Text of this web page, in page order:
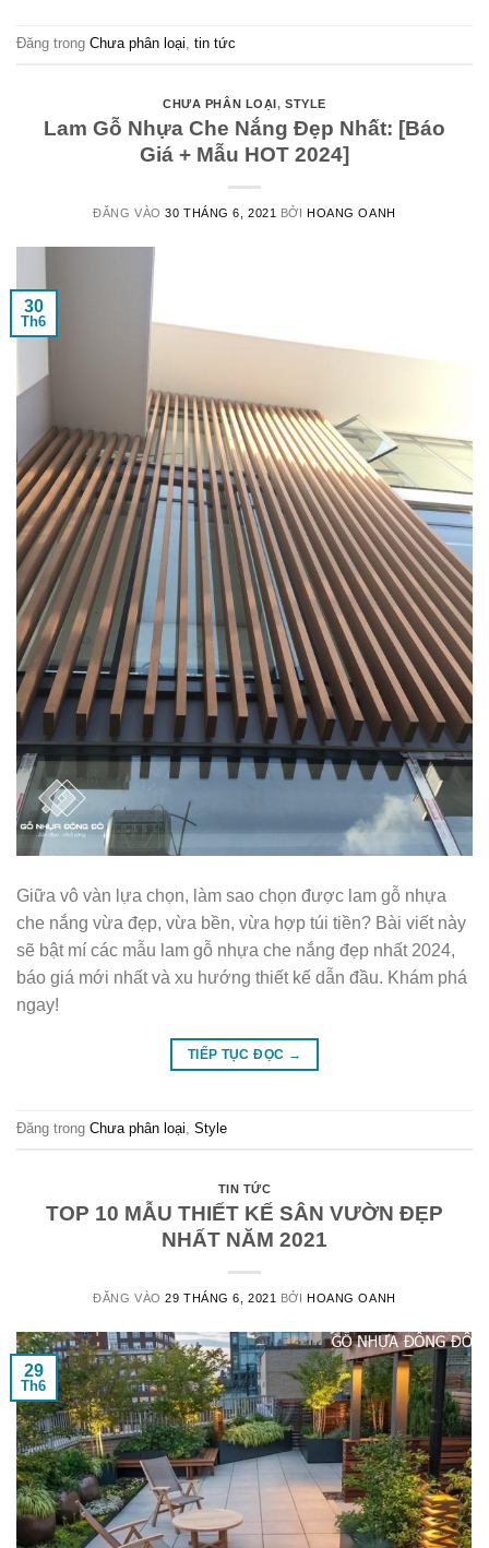
Đăng trong Chưa phân loại tin tức
CHƯA PHÂN LOẠI,STYLE
Lam Gỗ Nhựa Che Nắng Đẹp Nhất: [Báo
Giá + Mẫu HOT 2024]
ĐĂNG VÀO30 THÁNG 6, 2021 BỞI HOANG OANH
30
Th6
Giữa vô vàn lựa chọn, làm sao chọn được lam gỗ nhựa
che nắng vừa đẹp, vừa bền, vừa hợp túi tiền? Bài viết này
sẽ bật mí các mẫu lam gỗ nhựa che nắng đẹp nhất 2024,
báo giá mới nhất và xu hướng thiết kế dẫn đầu. Khám phá
ngay!
TIẾP TỤC ĐỌC →
Đăng trong Chưa phân loại Style
TIN TỨC
TOP 10 MẪU THIẾT KẾ SÂN VƯỜN ĐẸP
NHẤT NĂM 2021
ĐĂNG VÀO29 THÁNG 6, 2021 BỞIHOANG OANH
29
Th6